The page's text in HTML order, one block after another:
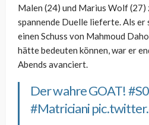
Malen (24) und Marius Wolf (27)
spannende Duelle lieferte. Als er
einen Schuss von Mahmoud
hätte bedeuten können, war er
Abends avanciert.
Der wahre GOAT!
#Matriciani